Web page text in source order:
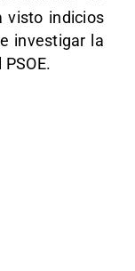
visto indicios
investigar la